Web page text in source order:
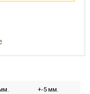
+-5 мм.